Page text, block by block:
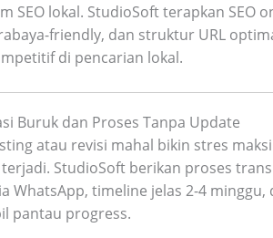
SEO lokal. StudioSoft terapkan SEO
friendly, dan struktur URL
di pencarian lokal.
Buruk dan Proses Tanpa Update
atau revisi mahal bikin stres
StudioSoft berikan proses
WhatsApp, timeline jelas 2-4
pantau progress.